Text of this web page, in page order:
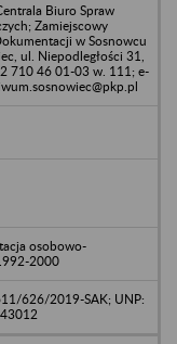
Biuro Spraw
Zamiejscowy
w Sosnowcu
ul. Niepodległości 31,
710 46 01-03 w. 111; e-
osobowo-
2000
626/2019-SAK; UNP: